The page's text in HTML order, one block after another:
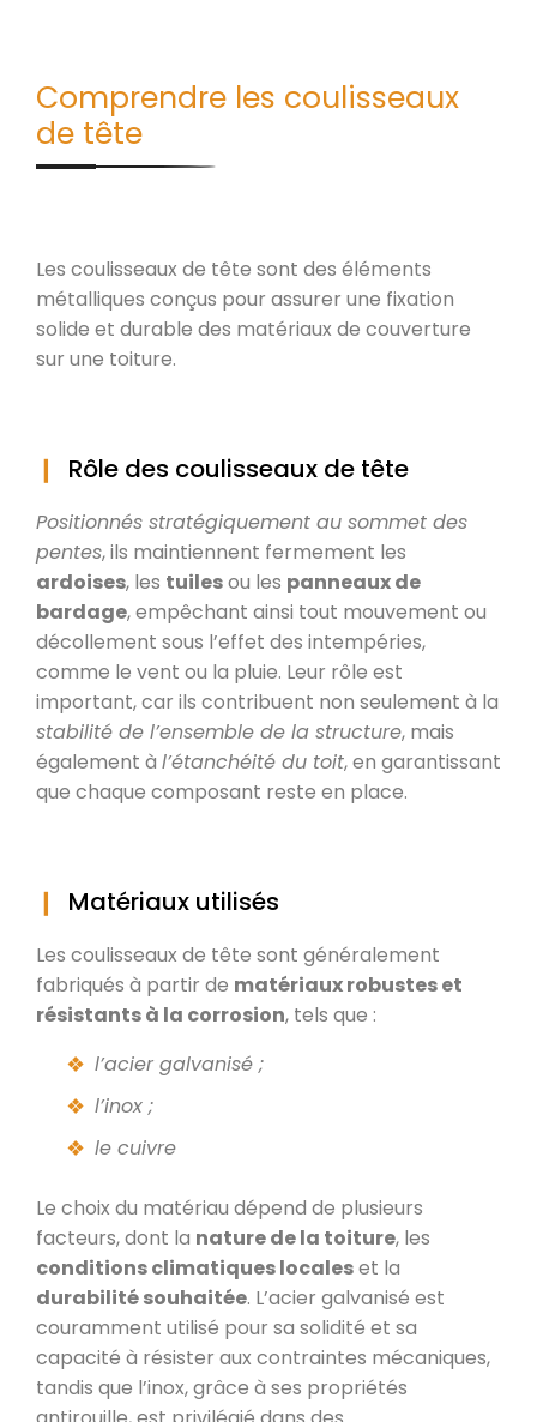
Comprendre les coulisseaux
de tête
Les coulisseaux de tête sont des éléments
métalliques conçus pour assurer une fixation
solide et durable des matériaux de couverture
sur une toiture.
Rôle des coulisseaux de tête
Positionnés stratégiquement au sommet des
pentes, ils maintiennent fermement les
ardoises, les tuilesou les panneaux de
bardage, empêchant ainsi tout mouvement ou
décollement sous l’effet des intempéries,
comme le vent ou la pluie. Leur rôle est
important, car ils contribuent non seulement à la
stabilité de l’ensemble de la structure, mais
également à l’étanchéité du toit, en garantissant
que chaque composant reste en place.
Matériaux utilisés
Les coulisseaux de tête sont généralement
fabriqués à partir de matériaux robustes et
résistants à la corrosion, tels que :
l’acier galvanisé ;
l’inox ;
le cuivre
Le choix du matériau dépend de plusieurs
facteurs, dont la nature de la toiture, les
conditions climatiques localeset la
durabilité souhaitée. L’acier galvanisé est
couramment utilisé pour sa solidité et sa
capacité à résister aux contraintes mécaniques,
tandis que l’inox, grâce à ses propriétés